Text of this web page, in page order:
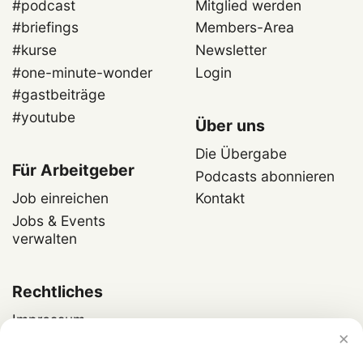
#podcast
#briefings
#kurse
#one-minute-wonder
#gastbeiträge
#youtube
Mitglied werden
Members-Area
Newsletter
Login
Für Arbeitgeber
Job einreichen
Jobs & Events
verwalten
Über uns
Die Übergabe
Podcasts abonnieren
Kontakt
Rechtliches
Impressum
×